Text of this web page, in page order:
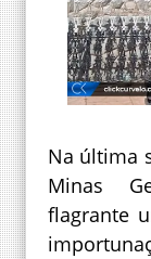
Na última
Minas
flagrante